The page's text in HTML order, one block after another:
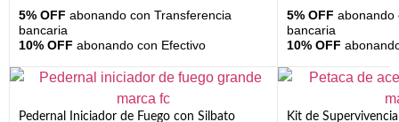
5% OFF abonando con Transferencia
bancaria
10% OFF abonando con Efectivo
5% OFF abonando
bancaria
10% OFF
Pedernal Iniciador de Fuego con Silbato
Kit de